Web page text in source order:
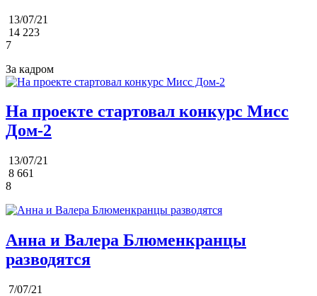
13/07/21
14 223
7
За кадром
На проекте стартовал конкурс Мисс
Дом-2
13/07/21
8 661
8
Анна и Валера Блюменкранцы
разводятся
7/07/21